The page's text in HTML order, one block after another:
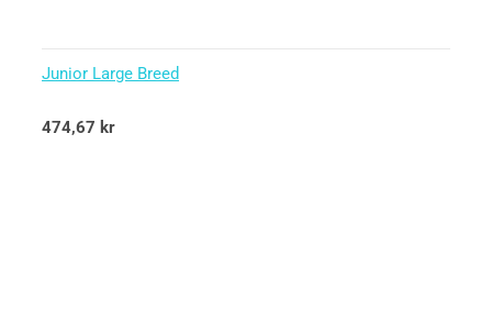
Junior Large Breed
Betygsatt
5.00
474,67 kr